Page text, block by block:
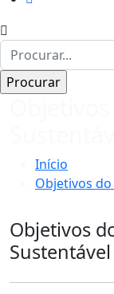
Início
Objetivos
Objetivos
Sustentável